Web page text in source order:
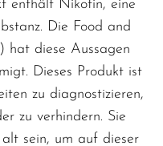
enthält Nikotin, eine
Die Food and
hat diese Aussagen
Dieses Produkt ist
zu diagnostizieren,
zu verhindern. Sie
alt sein, um auf dieser